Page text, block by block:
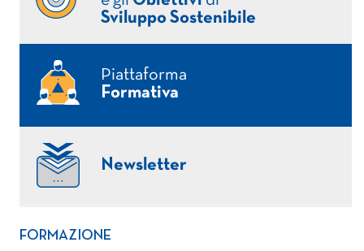
Sviluppo Sostenibile
Piattaforma
Formativa
Newsletter
FORMAZIONE